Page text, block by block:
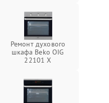
Ремонт духового
шкафа Beko OIG
22101 X